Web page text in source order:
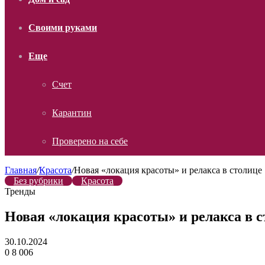
Своими руками
Еще
Счет
Карантин
Проверено на себе
Главная/Красота/Новая «локация красоты» и релакса в столице
Без рубрики
Красота
Тренды
Новая «локация красоты» и релакса в
30.10.2024
0 8 006